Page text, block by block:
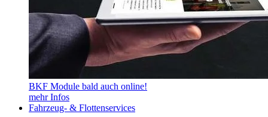
BKF Module bald auch online!
mehr Infos
Fahrzeug- & Flottenservices